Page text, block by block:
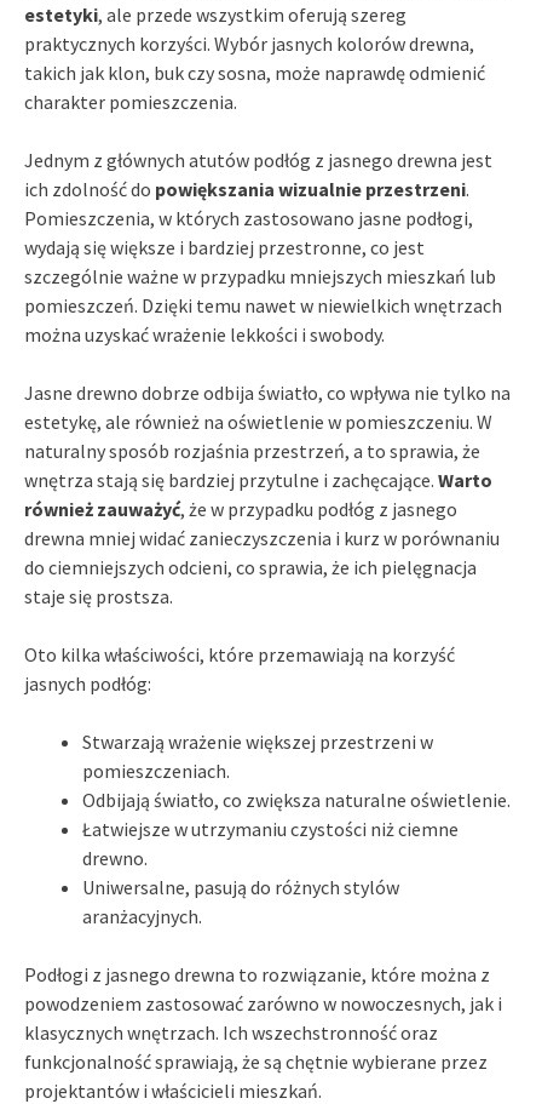
estetyki, ale przede wszystkim oferują szereg
praktycznych korzyści. Wybór jasnych kolorów drewna,
takich jak klon, buk czy sosna, może naprawdę odmienić
charakter pomieszczenia.
Jednym z głównych atutów podłóg z jasnego drewna jest
ich zdolność do powiększania wizualnie przestrzeni.
Pomieszczenia, w których zastosowano jasne podłogi,
wydają się większe i bardziej przestronne, co jest
szczególnie ważne w przypadku mniejszych mieszkań lub
pomieszczeń. Dzięki temu nawet w niewielkich wnętrzach
można uzyskać wrażenie lekkości i swobody.
Jasne drewno dobrze odbija światło, co wpływa nie tylko na
estetykę, ale również na oświetlenie w pomieszczeniu. W
naturalny sposób rozjaśnia przestrzeń, a to sprawia, że
wnętrza stają się bardziej przytulne i zachęcające. Warto
również zauważyć, że w przypadku podłóg z jasnego
drewna mniej widać zanieczyszczenia i kurz w porównaniu
do ciemniejszych odcieni, co sprawia, że ich pielęgnacja
staje się prostsza.
Oto kilka właściwości, które przemawiają na korzyść
jasnych podłóg:
Stwarzają wrażenie większej przestrzeni w
pomieszczeniach.
Odbijają światło, co zwiększa naturalne oświetlenie.
Łatwiejsze w utrzymaniu czystości niż ciemne
drewno.
Uniwersalne, pasują do różnych stylów
aranżacyjnych.
Podłogi z jasnego drewna to rozwiązanie, które można z
powodzeniem zastosować zarówno w nowoczesnych, jak i
klasycznych wnętrzach. Ich wszechstronność oraz
funkcjonalność sprawiają, że są chętnie wybierane przez
projektantów i właścicieli mieszkań.